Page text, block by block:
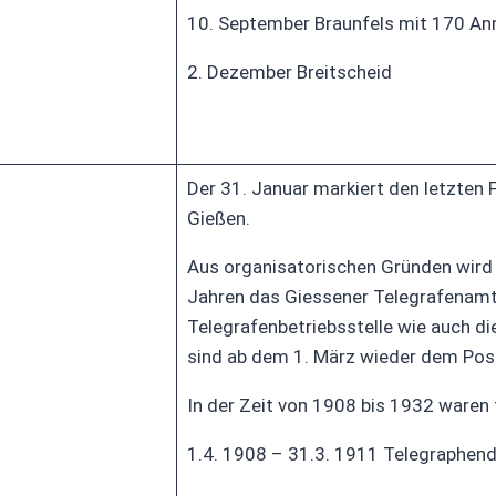
10. September Braunfels mit 170
2. Dezember Breitscheid
Der 31. Januar markiert den letzten
Gießen.
Aus organisatorischen Gründen
Jahren das Giessener
Telegrafenbetriebsstelle wie auch
sind ab dem 1. März wieder dem
In der Zeit von 1908 bis 1932
1.4. 1908 – 31.3. 1911